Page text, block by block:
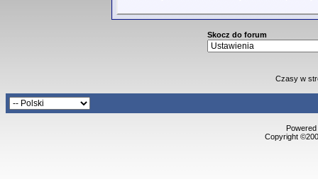
Skocz do forum
Czasy w
Copyright